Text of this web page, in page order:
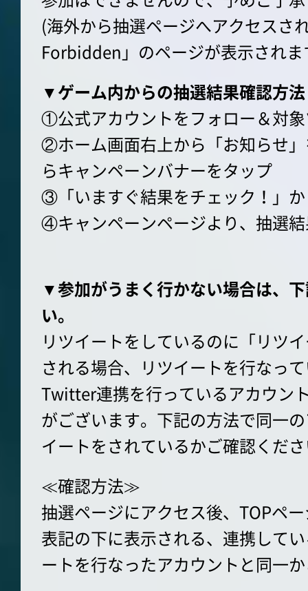
(海外から抽選ページへアクセスさ
Forbidden」のページが表示されま
▼ゲーム内からの抽選結果確認方法
①公式アカウントをフォロー＆対
②ホーム画面右上から「お知らせ
らキャンペーンバナーをタップ
③「いますぐ結果をチェック！」
④キャンペーンページより、抽選
▼参加がうまく行かない場合は、
い。
リツイートをしているのに「リツ
される場合、リツイートを行なっ
Twitter連携を行っているアカウン
がございます。下記の方法で同一
イートをされているかご確認くだ
≪確認方法≫
抽選ページにアクセス後、TOPペ
表記の下に表示される、連携して
ートを行なったアカウントと同一